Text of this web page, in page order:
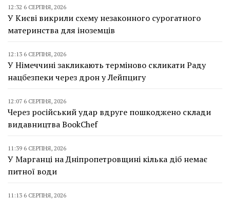
12:32 6 СЕРПНЯ, 2026
У Києві викрили схему незаконного сурогатного
материнства для іноземців
12:13 6 СЕРПНЯ, 2026
У Німеччині закликають терміново скликати Раду
нацбезпеки через дрон у Лейпцигу
12:07 6 СЕРПНЯ, 2026
Через російський удар вдруге пошкоджено склади
видавництва BookChef
11:39 6 СЕРПНЯ, 2026
У Марганці на Дніпропетровщині кілька діб немає
питної води
11:13 6 СЕРПНЯ, 2026